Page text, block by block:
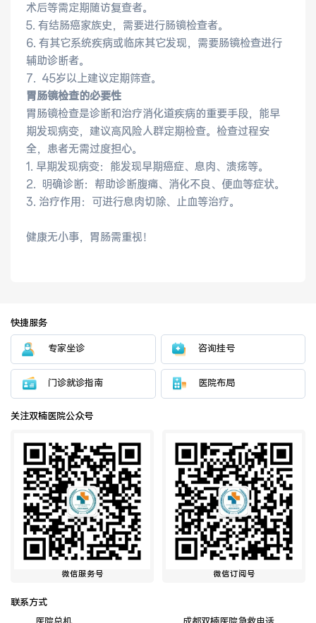
医联体介绍 新闻动态
成员单位
招聘职位
术后等需定期随访复查者。
5. 有结肠癌家族史，需要进行肠镜检查者。
6. 有其它系统疾病或临床其它发现，需要肠镜检查进行
辅助诊断者。
7. 45岁以上建议定期筛查。
胃肠镜检查的必要性
胃肠镜检查是诊断和治疗消化道疾病的重要手段，能早
期发现病变，建议高风险人群定期检查。检查过程安
全，患者无需过度担心。
1. 早期发现病变：能发现早期癌症、息肉、溃疡等。
2. 明确诊断：帮助诊断腹痛、消化不良、便血等症状。
3. 治疗作用：可进行息肉切除、止血等治疗。
健康无小事，胃肠需重视！
快捷服务
专家坐诊 咨询挂号
门诊就诊指南 医院布局
关注双楠医院公众号
微信服务号 微信订阅号
联系方式